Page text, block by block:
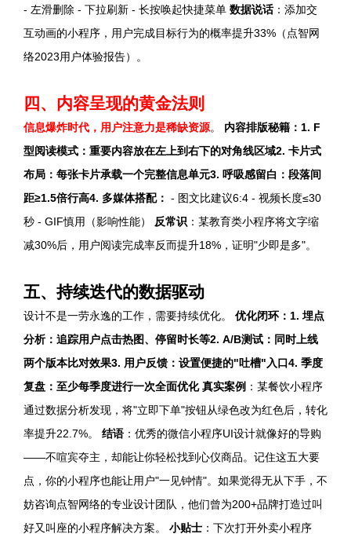
- 左滑删除 - 下拉刷新 - 长按唤起快捷菜单 数据说话：添加交
互动画的小程序，用户完成目标行为的概率提升33%（点智网
络2023用户体验报告）。
四、内容呈现的黄金法则
信息爆炸时代，用户注意力是稀缺资源。 内容排版秘籍： 1. F
型阅读模式 ：重要内容放在左上到右下的对角线区域2. 卡片式
布局 ：每张卡片承载一个完整信息单元3. 呼吸感留白 ：段落间
距≥1.5倍行高4. 多媒体搭配： - 图文比建议6:4 - 视频长度≤30
秒 - GIF慎用（影响性能）
反常识 ：某教育类小程序将文字缩
减30%后，用户阅读完成率反而提升18%，证明"少即是多"。
五、持续迭代的数据驱动
设计不是一劳永逸的工作，需要持续优化。 优化闭环： 1. 埋点
分析：追踪用户点击热图、停留时长等2. A/B测试 ：同时上线
两个版本比对效果3. 用户反馈 ：设置便捷的"吐槽"入口4. 季度
复盘 ：至少每季度进行一次全面优化 真实案例 ：某餐饮小程序
通过数据分析发现，将"立即下单"按钮从绿色改为红色后，转化
率提升22.7%。 结语：优秀的微信小程序UI设计就像好的导购
——不喧宾夺主，却能让你轻松找到心仪商品。记住这五大要
点，你的小程序也能让用户"一见钟情"。如果觉得无从下手，不
妨咨询点智网络的专业设计团队，他们曾为200+品牌打造过叫
好又叫座的小程序解决方案。 小贴士 ：下次打开外卖小程序